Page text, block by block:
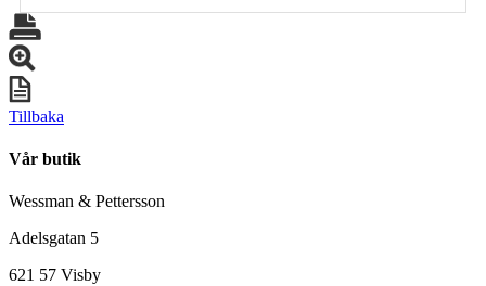
Tillbaka
Vår butik
Wessman & Pettersson
Adelsgatan 5
621 57 Visby